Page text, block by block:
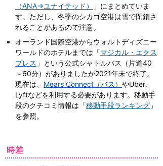
（ANA→ユナイテッド）
」にまとめていま
す。ただし、冬季のシカゴ空港は雪で閉鎖さ
れることがあるので注意。
オーランド国際空港からウォルトディズニー
ワールドのホテルまでは「マジカル・エクス
プレス 」という公式シャトルバス（片道40
～60分）がありましたが2021年末で終了。
現在は、 Mears Connect（バス） やUber、
Lyftなどを利用する必要があります。移動手
段のクチコミ情報は「移動手段ランキング 」
を参照。
時差